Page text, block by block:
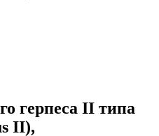
герпеса II типа
II),